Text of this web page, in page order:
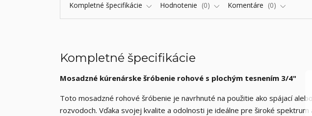
Kompletné špecifikácie Hodnotenie 0 Komentáre 0
Kompletné špecifikácie
Mosadzné kúrenárske šróbenie rohové s plochým tesnením 3/4"
Toto mosadzné rohové šróbenie je navrhnuté na použitie ako spájací
rozvodoch. Vďaka svojej kvalite a odolnosti je ideálne pre široké spektrum